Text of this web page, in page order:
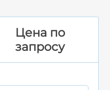
Цена по
запросу